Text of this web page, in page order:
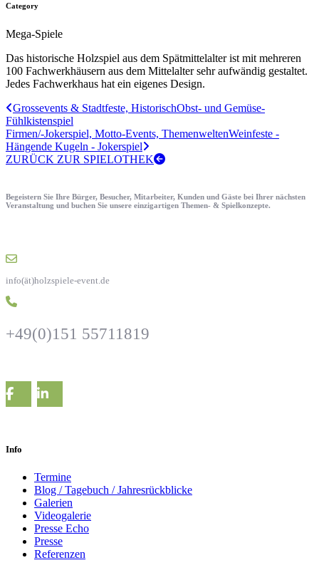
Category
Mega-Spiele
Das historische Holzspiel aus dem Spätmittelalter ist mit mehreren
100 Fachwerkhäusern aus dem Mittelalter sehr aufwändig gestaltet.
Jedes Fachwerkhaus hat ein eigenes Design.
Grossevents & Stadtfeste, HistorischObst- und Gemüse-
Fühlkistenspiel
Firmen/-Jokerspiel, Motto-Events, ThemenweltenWeinfeste -
Hängende Kugeln - Jokerspiel
ZURÜCK ZUR SPIELOTHEK
Begeistern Sie Ihre Bürger, Besucher, Mitarbeiter, Kunden und Gäste bei Ihrer nächsten
Veranstaltung und buchen Sie unsere einzigartigen Themen- & Spielkonzepte.
info(ät)holzspiele-event.de
+49(0)151 55711819
Info
Termine
Blog / Tagebuch / Jahresrückblicke
Galerien
Videogalerie
Presse Echo
Presse
Referenzen